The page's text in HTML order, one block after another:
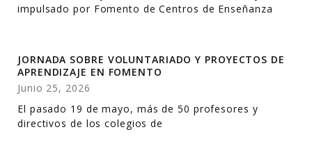
impulsado por Fomento de Centros de Enseñanza
JORNADA SOBRE VOLUNTARIADO Y PROYECTOS DE
APRENDIZAJE EN FOMENTO
Junio 25, 2026
El pasado 19 de mayo, más de 50 profesores y
directivos de los colegios de